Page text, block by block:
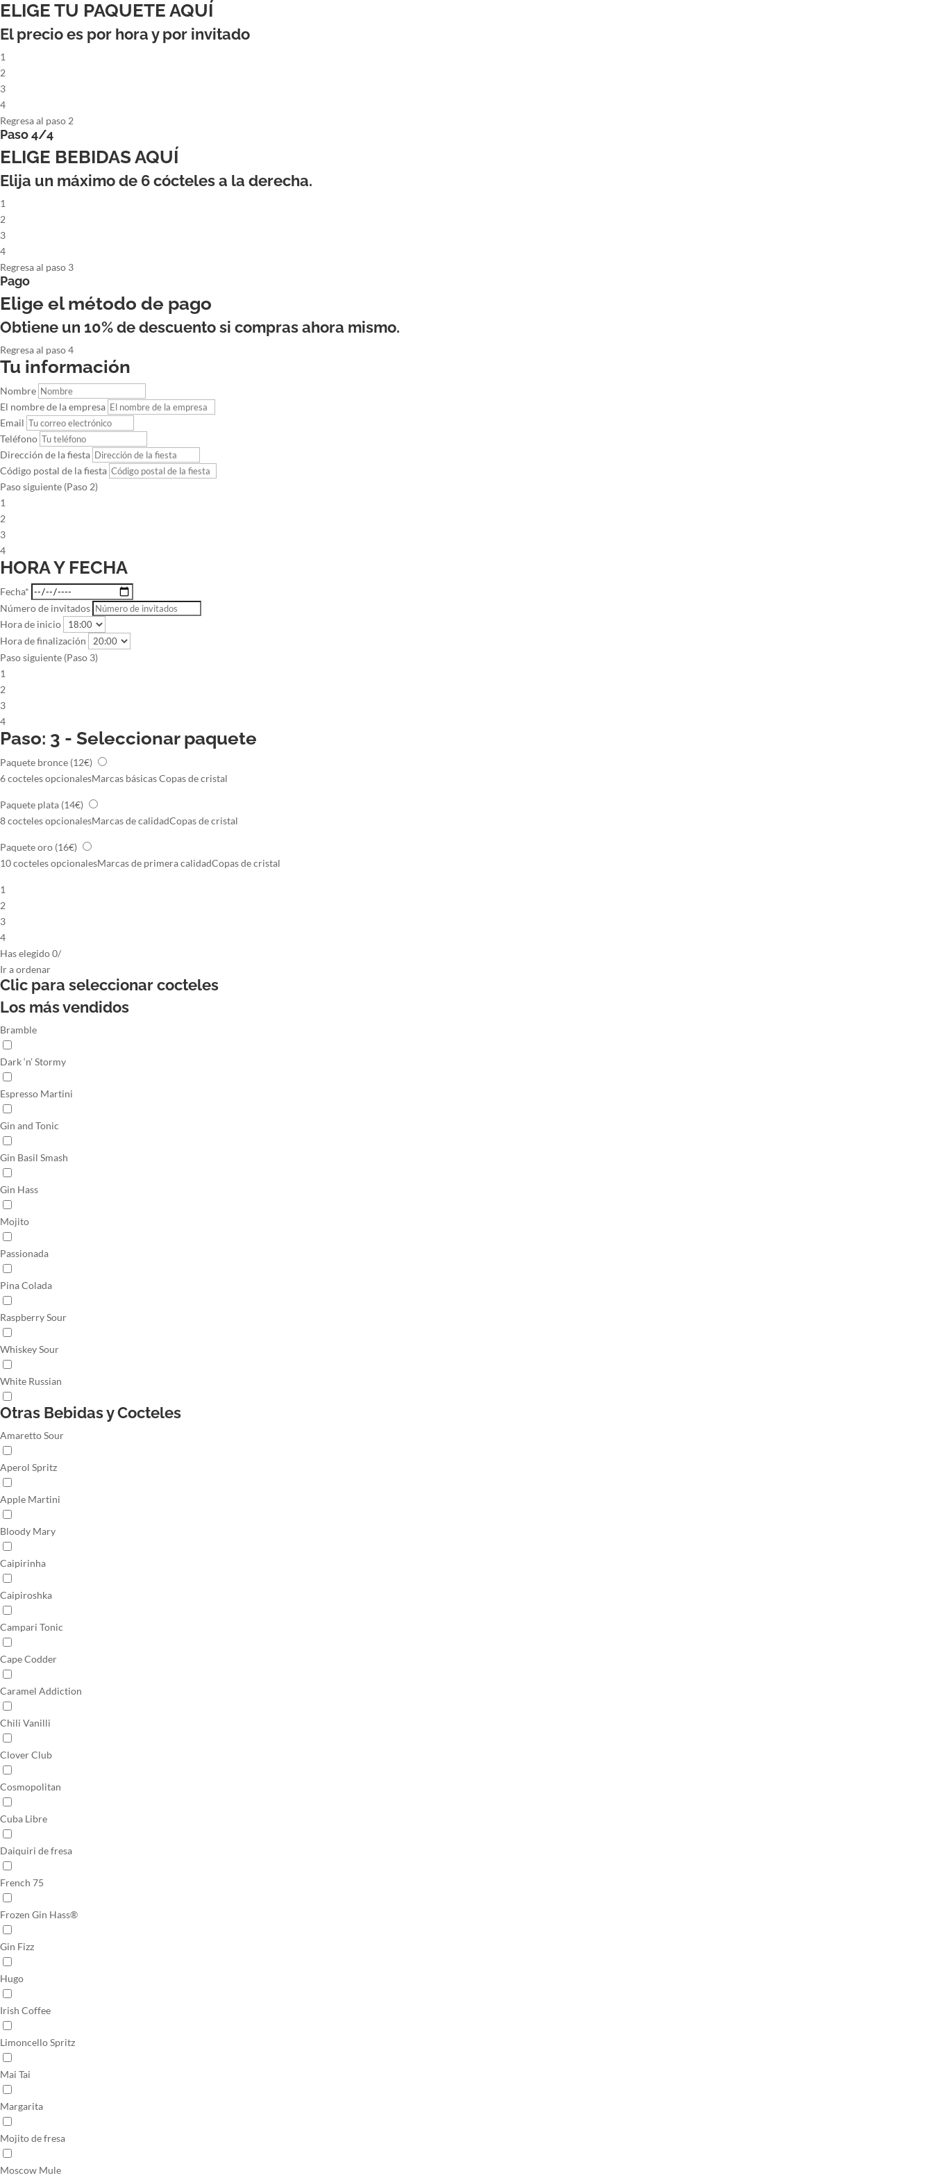
ELIGE TU PAQUETE AQUÍ
El precio es por hora y por invitado
1
2
3
4
Regresa al paso 2
Paso 4/4
ELIGE BEBIDAS AQUÍ
Elija un máximo de 6cócteles a la derecha.
1
2
3
4
Regresa al paso 3
Pago
Elige el método de pago
Obtiene un 10% de descuento si compras ahora mismo.
Regresa al paso 4
Tu información
Nombre
El nombre de la empresa
Email
Teléfono
Dirección de la fiesta
Código postal de la fiesta
Paso siguiente (Paso 2)
1
2
3
4
HORA Y FECHA
Fecha*
Número de invitados
Hora de inicio
Hora de finalización
Paso siguiente (Paso 3)
1
2
3
4
Paso: 3 - Seleccionar paquete
Paquete bronce (12€)
6 cocteles opcionalesMarcas básicasCopas de cristal
Paquete plata (14€)
8 cocteles opcionalesMarcas de calidadCopas de cristal
Paquete oro (16€)
10 cocteles opcionalesMarcas de primera calidadCopas de cristal
1
2
3
4
Has elegido0/
Ira ordenar
Clic para seleccionarcocteles
Los más vendidos
Bramble
Dark ‘n’ Stormy
Espresso Martini
Gin and Tonic
Gin Basil Smash
Gin Hass
Mojito
Passionada
Pina Colada
Raspberry Sour
Whiskey Sour
White Russian
Otras Bebidas y Cocteles
Amaretto Sour
Aperol Spritz
Apple Martini
Bloody Mary
Caipirinha
Caipiroshka
Campari Tonic
Cape Codder
Caramel Addiction
Chili Vanilli
Clover Club
Cosmopolitan
Cuba Libre
Daiquiri de fresa
French 75
Frozen Gin Hass®
Gin Fizz
Hugo
Irish Coffee
Limoncello Spritz
Mai Tai
Margarita
Mojito de fresa
Moscow Mule